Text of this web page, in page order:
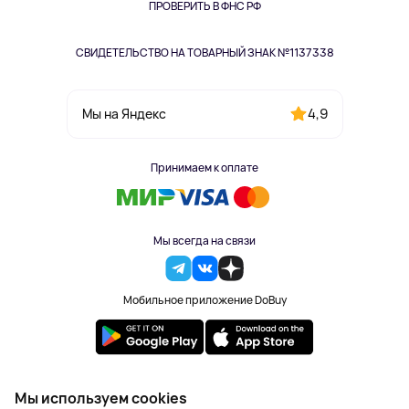
ПРОВЕРИТЬ В ФНС РФ
СВИДЕТЕЛЬСТВО НА ТОВАРНЫЙ ЗНАК №1137338
Мы на Яндекс 4,9
Принимаем к оплате
Мы всегда на связи
Мобильное приложение DoBuy
Одежда и аксессуары
2023-2026 © DoBuy. Все права защищены
Мы используем cookies